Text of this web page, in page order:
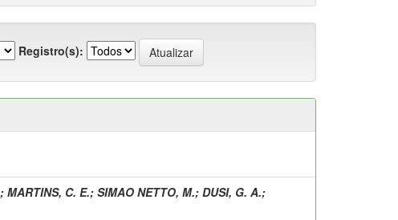
Registro(s):
; MARTINS, C. E.; SIMAO NETTO, M.; DUSI, G. A.;